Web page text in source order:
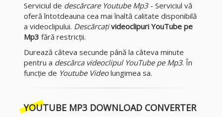
Serviciul de descărcare Youtube Mp3- Serviciul vă
oferă întotdeauna cea mai înaltă calitate disponibilă
a videoclipului. Descărcați videoclipuri YouTube pe
Mp3 fără restricții.
Durează câteva secunde până la câteva minute
pentru a descărca videoclipul YouTube pe Mp3. În
funcție de Youtube Videolungimea sa.
YOUTUBE MP3 DOWNLOAD CONVERTER